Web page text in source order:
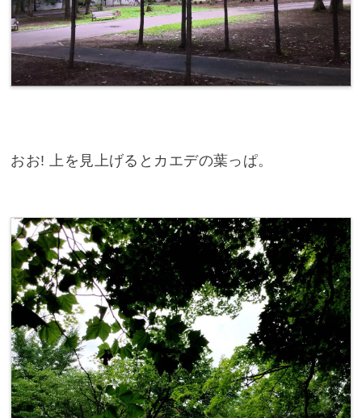
おお! 上を見上げるとカエデの葉っぱ。